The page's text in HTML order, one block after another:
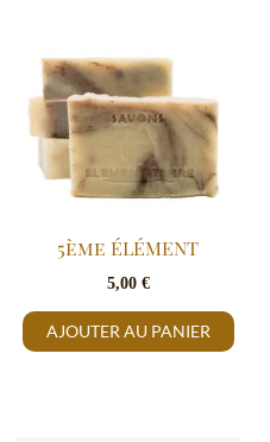
5ème ÉLÉMENT
5,00 €
AJOUTER AU PANIER